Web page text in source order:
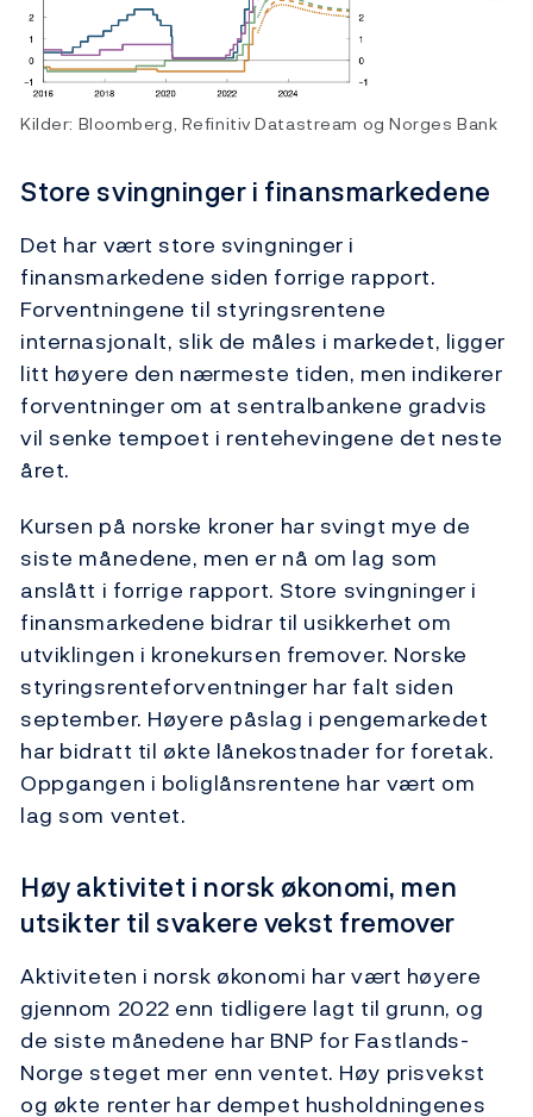
Kilder: Bloomberg, Refinitiv Datastream og Norges Bank
Store svingninger i finansmarkedene
Det har vært store svingninger i
finansmarkedene siden forrige rapport.
Forventningene til styringsrentene
internasjonalt, slik de måles i markedet, ligger
litt høyere den nærmeste tiden, men indikerer
forventninger om at sentralbankene gradvis
vil senke tempoet i rentehevingene det neste
året.
Kursen på norske kroner har svingt mye de
siste månedene, men er nå om lag som
anslått i forrige rapport. Store svingninger i
finansmarkedene bidrar til usikkerhet om
utviklingen i kronekursen fremover. Norske
styringsrenteforventninger har falt siden
september. Høyere påslag i pengemarkedet
har bidratt til økte lånekostnader for foretak.
Oppgangen i boliglånsrentene har vært om
lag som ventet.
Høy aktivitet i norsk økonomi, men
utsikter til svakere vekst fremover
Aktiviteten i norsk økonomi har vært høyere
gjennom 2022 enn tidligere lagt til grunn, og
de siste månedene har BNP for Fastlands-
Norge steget mer enn ventet. Høy prisvekst
og økte renter har dempet husholdningenes